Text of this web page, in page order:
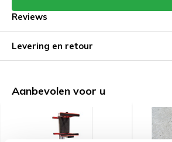
Reviews
Levering en retour
Aanbevolen voor u